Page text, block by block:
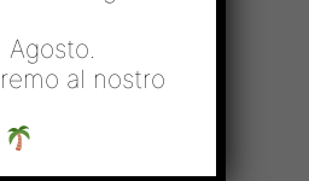
al nostro